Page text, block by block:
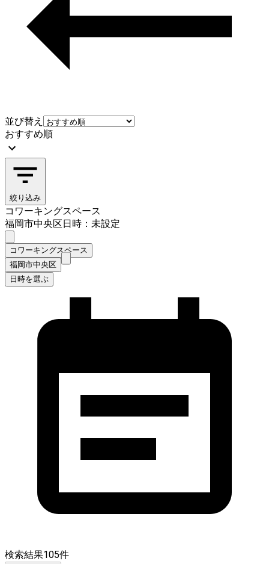
並び替え
おすすめ順
絞り込み
コワーキングスペース
福岡市中央区日時：未設定
コワーキングスペース
福岡市中央区
日時を選ぶ
検索結果105件